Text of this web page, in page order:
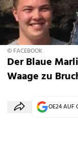
© FACEBOOK
Der Blaue
Waage zu
OE24 AUF